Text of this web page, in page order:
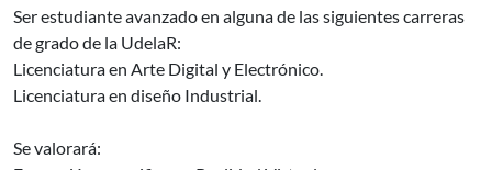
Ser estudiante avanzado en alguna de las siguientes carreras
de grado de la UdelaR:
Licenciatura en Arte Digital y Electrónico.
Licenciatura en diseño Industrial.
Se valorará: